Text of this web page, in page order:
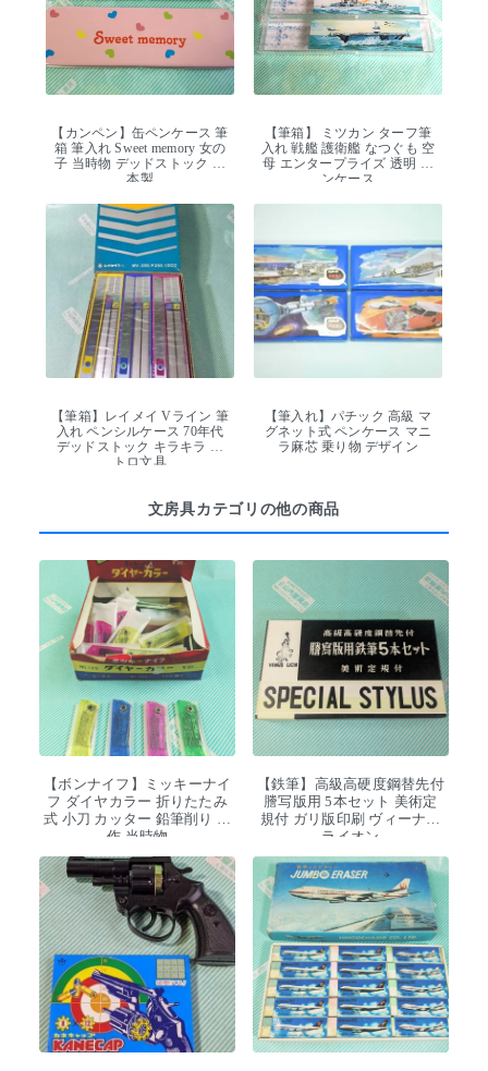
【カンペン】缶ペンケース 筆
箱 筆入れ Sweet memory 女の
子 当時物 デッドストック 日
本製
【筆箱】 ミツカン ターフ筆
入れ 戦艦 護衛艦 なつぐも 空
母 エンタープライズ 透明 ペ
ンケース
【筆箱】レイメイ Vライン 筆
入れ ペンシルケース 70年代
デッドストック キラキラ レ
トロ文具
【筆入れ】パチック 高級 マ
グネット式 ペンケース マニ
ラ麻芯 乗り物 デザイン
文房具カテゴリの他の商品
【ボンナイフ】ミッキーナイ
フ ダイヤカラー 折りたたみ
式 小刀 カッター 鉛筆削り 工
作 当時物
【鉄筆】高級高硬度鋼替先付
謄写版用 5本セット 美術定
規付 ガリ版印刷 ヴィーナス
ライオン